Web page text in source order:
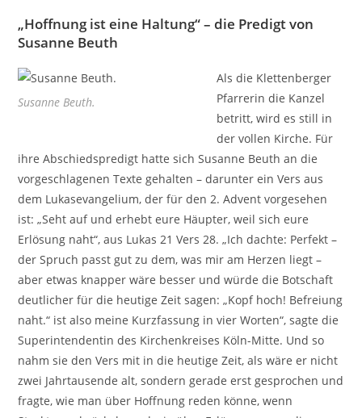
„Hoffnung ist eine Haltung“ – die Predigt von
Susanne Beuth
Susanne Beuth.
Als die Klettenberger
Pfarrerin die Kanzel
betritt, wird es still in
der vollen Kirche. Für
ihre Abschiedspredigt hatte sich Susanne Beuth an die
vorgeschlagenen Texte gehalten – darunter ein Vers aus
dem Lukasevangelium, der für den 2. Advent vorgesehen
ist: „Seht auf und erhebt eure Häupter, weil sich eure
Erlösung naht“, aus Lukas 21 Vers 28. „Ich dachte: Perfekt –
der Spruch passt gut zu dem, was mir am Herzen liegt –
aber etwas knapper wäre besser und würde die Botschaft
deutlicher für die heutige Zeit sagen:„Kopf hoch! Befreiung
naht.“ ist also meine Kurzfassung in vier Worten“, sagte die
Superintendentin des Kirchenkreises Köln-Mitte. Und so
nahm sie den Vers mit in die heutige Zeit, als wäre er nicht
zwei Jahrtausende alt, sondern gerade erst gesprochen und
fragte, wie man über Hoffnung reden könne, wenn